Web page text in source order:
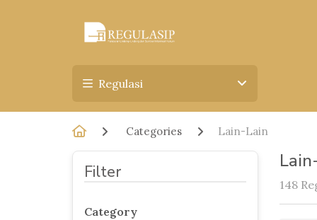
Regulasi
Categories Lain-Lain
Filter
Category
148